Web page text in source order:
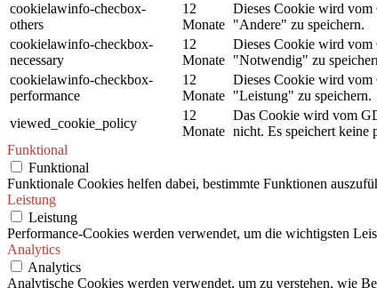
cookielawinfo-checbox-
others
12
Monate
Dieses Cookie wird vom
"Andere" zu speichern.
cookielawinfo-checkbox-
necessary
12
Monate
Dieses Cookie wird vom
"Notwendig" zu
cookielawinfo-checkbox-
performance
12
Monate
Dieses Cookie wird vom
"Leistung" zu speichern.
viewed_cookie_policy
12
Monate
Das Cookie wird vom
nicht. Es speichert keine
Funktional
Funktional
Funktionale Cookies helfen dabei, bestimmte Funktionen
Leistung
Leistung
Performance-Cookies werden verwendet, um die wichtigsten
Analytics
Analytics
Analytische Cookies werden verwendet, um zu verstehen, wie